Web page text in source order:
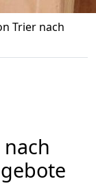
Trier nach